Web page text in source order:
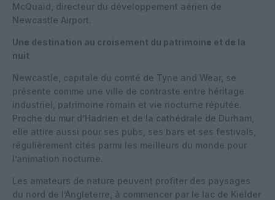
McQuaid, directeur du développement aérien de
Newcastle Airport.
Une destination au croisement du patrimoine et de la
nuit
Newcastle, capitale du comté de Tyne and Wear, se
présente comme une ville de contraste entre héritage
industriel, patrimoine romain et vie nocturne réputée.
Proche du mur d’Hadrien et de la cathédrale de Durham,
elle attire aussi pour ses pubs, ses bars et ses festivals,
régulièrement cités parmi les meilleurs du monde pour
l’animation nocturne.
Les amateurs de nature peuvent profiter des paysages
du nord de l’Angleterre, à commencer par le lac de Kielder